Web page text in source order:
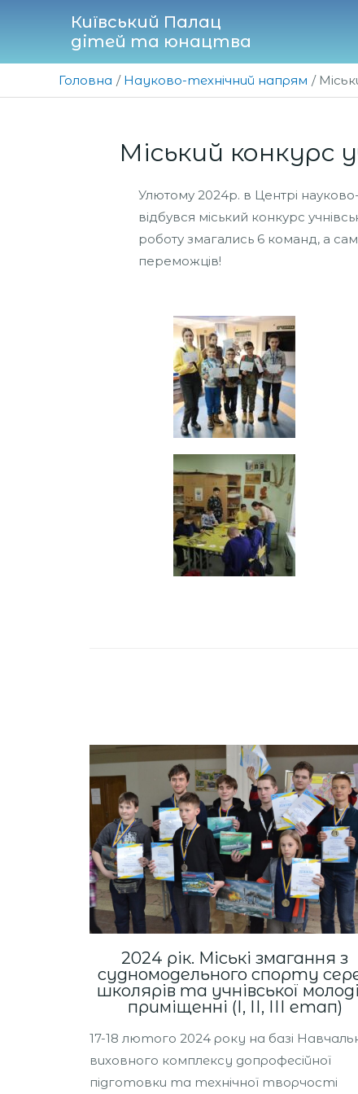
Київський Палац
дітей та юнацтва
Головна Науково-технічний напрям
Міський конкурс
Улютому 2024р. в Центрі
відбувся міський конкурс
роботу змагались 6 команд, а
переможців!
2024 рік. Міські змагання з
судномодельного спорту
школярів та учнівської
приміщенні (І, ІІ, ІІІ етап)
17-18 лютого 2024 року на базі
виховного комплексу допрофесійної
підготовки та технічної творчості